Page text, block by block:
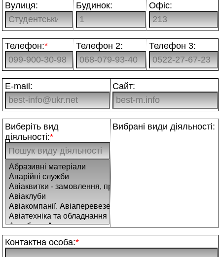
Вулиця: Будинок: Офіс:
Телефон:* Телефон 2: Телефон 3:
E-mail: Сайт:
Виберіть вид
діяльності:*
Вибрані види діяльності:
Контактна особа:*